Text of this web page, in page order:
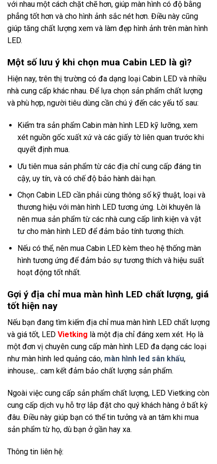
với nhau một cách chặt chẽ hơn, giúp màn hình có độ bằng
phẳng tốt hơn và cho hình ảnh sắc nét hơn. Điều này cũng
giúp tăng chất lượng xem và làm đẹp hình ảnh trên màn hình
LED.
Một số lưu ý khi chọn mua Cabin LED là gì?
Hiện nay, trên thị trường có đa dạng loại Cabin LED và nhiều
nhà cung cấp khác nhau. Để lựa chọn sản phẩm chất lượng
và phù hợp, người tiêu dùng cần chú ý đến các yếu tố sau:
Kiểm tra sản phẩm Cabin màn hình LED kỹ lưỡng, xem
xét nguồn gốc xuất xứ và các giấy tờ liên quan trước khi
quyết định mua.
Ưu tiên mua sản phẩm từ các địa chỉ cung cấp đáng tin
cậy, uy tín, và có chế độ bảo hành dài hạn.
Chọn Cabin LED cần phải cùng thông số kỹ thuật, loại và
thương hiệu với màn hình LED tương ứng. Lời khuyên là
nên mua sản phẩm từ các nhà cung cấp linh kiện và vật
tư cho màn hình LED để đảm bảo tính tương thích.
Nếu có thể, nên mua Cabin LED kèm theo hệ thống màn
hình tương ứng để đảm bảo sự tương thích và hiệu suất
hoạt động tốt nhất.
Gợi ý địa chỉ mua màn hình LED chất lượng, giá
tốt hiện nay
Nếu bạn đang tìm kiếm địa chỉ mua màn hình LED chất lượng
và giá tốt, LED Vietking là một địa chỉ đáng xem xét. Họ là
một đơn vị chuyên cung cấp màn hình LED đa dạng các loại
như màn hình led quảng cáo, màn hình led sân khấu,
inhouse,.. cam kết đảm bảo chất lượng sản phẩm.
Ngoài việc cung cấp sản phẩm chất lượng, LED Vietking còn
cung cấp dịch vụ hỗ trợ lắp đặt cho quý khách hàng ở bất kỳ
đâu. Điều này giúp bạn có thể tin tưởng và an tâm khi mua
sản phẩm từ họ, dù bạn ở gần hay xa.
Thông tin liên hệ: